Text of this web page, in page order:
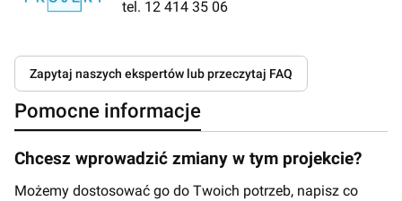
tel. 12 414 35 06
Zapytaj naszych ekspertów lub przeczytaj FAQ
Pomocne informacje
Chcesz wprowadzić zmiany w tym projekcie?
Możemy dostosować go do Twoich potrzeb, napisz co